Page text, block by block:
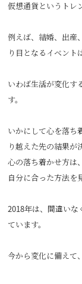
仮想通貨というトレ
例えば、結婚、出産
り目となるイベント
いわば生活が変化す
す。
いかにして心を落ち
り越えた先の結果が
心の落ち着かせ方は
自分に合った方法を
2018年は、間違い
ています。
今から変化に備えて